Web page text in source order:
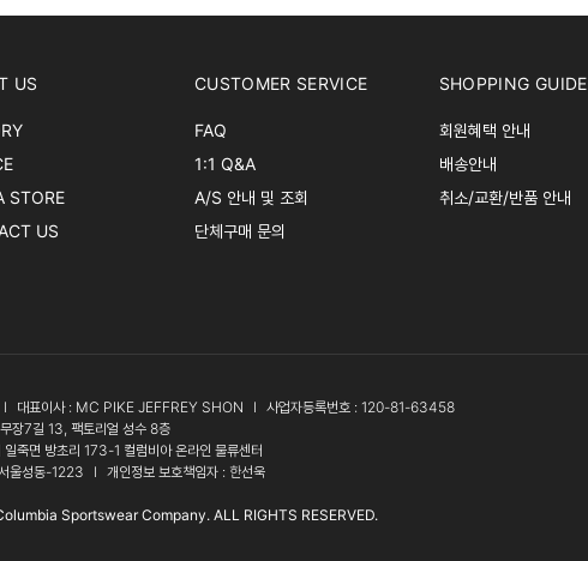
US
STORE
US
CUSTOMER SERVICE
FAQ
1:1 Q&A
A/S 안내 및 조회
단체구매 문의
SHOPPING GUIDE
회원혜택 안내
배송안내
취소/교환/반품 안내
l 대표이사 : MC PIKE JEFFREY SHON l
사업자등록번호 : 120-81-63458
장7길 13, 팩토리얼 성수 8층
죽면 방초리 173-1 컬럼비아 온라인 물류센터
울성동-1223
l 개인정보 보호책임자 : 한선욱
Sportswear Company. ALL RIGHTS RESERVED.